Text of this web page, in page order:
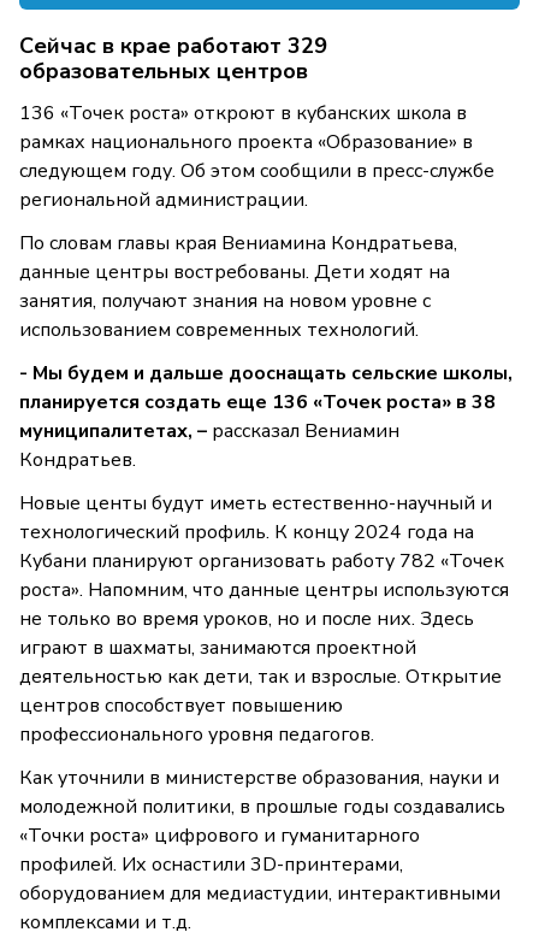
Сейчас в крае работают 329
образовательных центров
136 «Точек роста» откроют в кубанских школа в
рамках национального проекта «Образование» в
следующем году. Об этом сообщили в пресс-службе
региональной администрации.
По словам главы края Вениамина Кондратьева,
данные центры востребованы. Дети ходят на
занятия, получают знания на новом уровне с
использованием современных технологий.
- Мы будем и дальше дооснащать сельские школы,
планируется создать еще 136 «Точек роста» в 38
муниципалитетах, – рассказал Вениамин
Кондратьев.
Новые центы будут иметь естественно-научный и
технологический профиль. К концу 2024 года на
Кубани планируют организовать работу 782 «Точек
роста». Напомним, что данные центры используются
не только во время уроков, но и после них. Здесь
играют в шахматы, занимаются проектной
деятельностью как дети, так и взрослые. Открытие
центров способствует повышению
профессионального уровня педагогов.
Как уточнили в министерстве образования, науки и
молодежной политики, в прошлые годы создавались
«Точки роста» цифрового и гуманитарного
профилей. Их оснастили 3D-принтерами,
оборудованием для медиастудии, интерактивными
комплексами и т.д.